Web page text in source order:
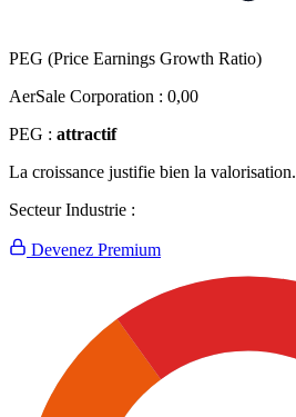
PEG (Price Earnings Growth Ratio)
AerSale Corporation : 0,00
PEG : attractif
La croissance justifie bien la valorisation.
Secteur Industrie :
Devenez Premium